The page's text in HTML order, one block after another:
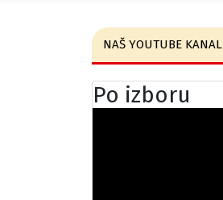
NAŠ YOUTUBE KANAL
Po izboru